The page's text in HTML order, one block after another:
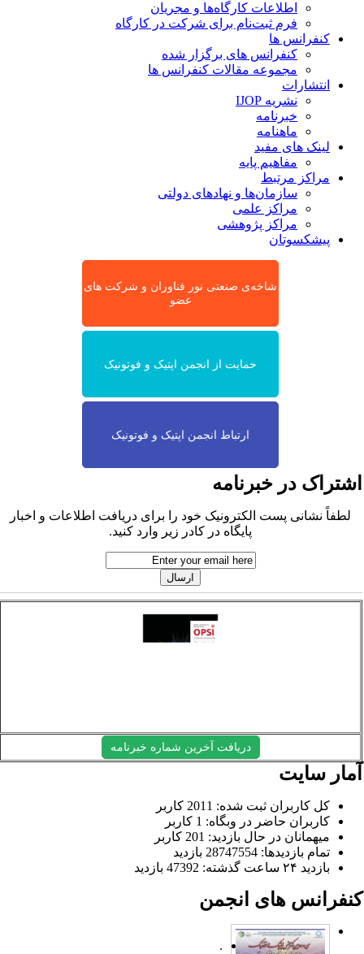
اطلاعات کارگاه‌ها و مجریان
فرم ثبت‌نام برای شرکت در کارگاه
کنفرانس ها
کنفرانس های برگزار شده
مجموعه مقالات کنفرانس ها
انتشارات
نشریه IJOP
خبرنامه
ماهنامه
لینک های مفید
مفاهیم پایه
مراکز مرتبط
سازمان‌ها و نهادهای دولتی
مراکز علمی
مراکز پژوهشی
پیشکسوتان
شاخه‌ی صنعتی نور فناوران و شرکت های
عضو
حمایت از انجمن اپتیک و فوتونیک
ارتباط انجمن اپتیک و فوتونیک
در خبرنامه
لطفاً نشانی پست الکترونیک خود را برای دریافت اطلاعات و اخبار
پایگاه در کادر زیر وارد کنید.
دریافت آخرین شماره خبرنامه
سایت
کل کاربران ثبت شده: 2011 کاربر
کاربران حاضر در وبگاه: 1 کاربر
میهمانان در حال بازدید: 201 کاربر
تمام بازدید‌ها: 28747554 بازدید
بازدید ۲۴ ساعت گذشته: 47392 بازدید
های انجمن
.